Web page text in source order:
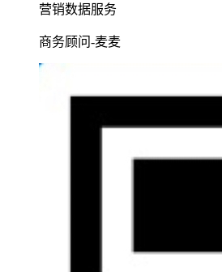
营销数据服务
商务顾问-麦麦